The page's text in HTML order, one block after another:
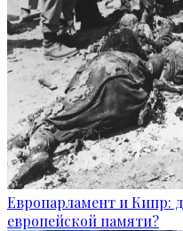
Европарламент и Кипр:
европейской памяти?